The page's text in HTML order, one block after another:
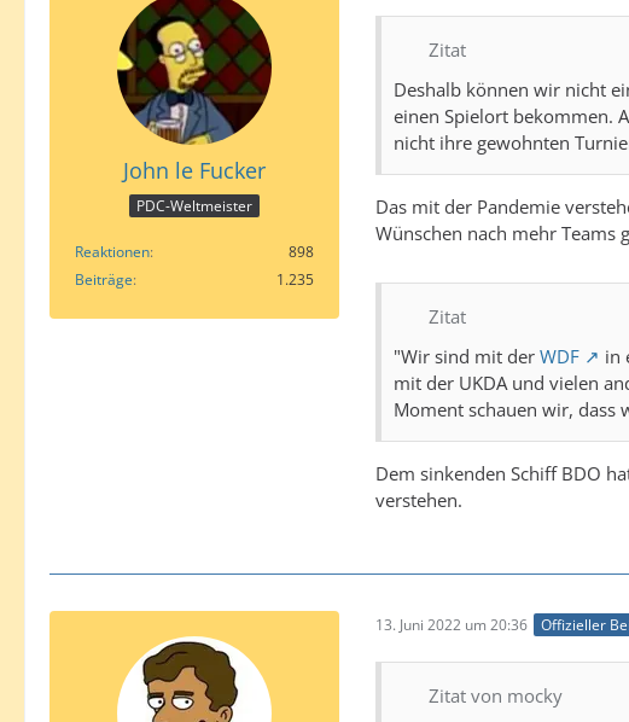
John le Fucker
PDC-Weltmeister
Reaktionen
898
Beiträge
1.235
Zitat
Deshalb können wir nicht
einen Spielort bekommen.
nicht ihre gewohnten
Das mit der Pandemie
Wünschen nach mehr Teams
Zitat
"Wir sind mit der WDF
in
mit der UKDA und vielen
Moment schauen wir, dass
Dem sinkenden Schiff BDO
verstehen.
13. Juni 2022 um 20:36 Offizieller
Zitat von mocky